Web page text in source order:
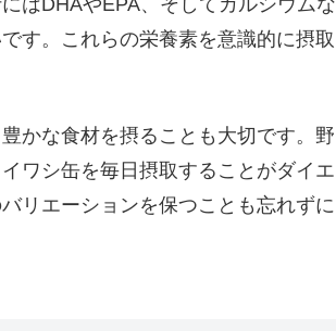
す。これらの栄養素を意識的に摂取
かな食材を摂ることも大切です。野
ワシ缶を毎日摂取することがダイエ
リエーションを保つことも忘れずに